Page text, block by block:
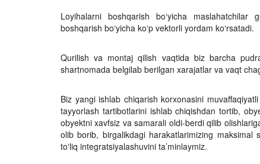
Loyihalarni boshqarish boʻyicha
boshqarish boʻyicha koʻp vektorli yordam koʻrsatadi.
Qurilish va montaj qilish vaqtida biz barcha
shartnomada belgilab berilgan xarajatlar va vaqt
Biz yangi ishlab chiqarish korxonasini
tayyorlash tartibotlarini ishlab chiqishdan tortib,
obyektni xavfsiz va samarali oldi-berdi qilib
olib borib, birgalikdagi harakatlarimizing maksimal
toʻliq integratsiyalashuvini ta’minlaymiz.